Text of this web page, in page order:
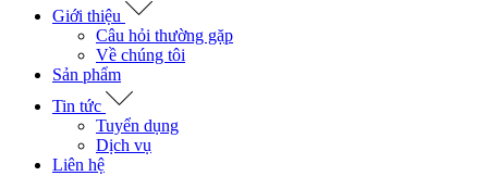
Giới thiệu
Câu hỏi thường gặp
Về chúng tôi
Sản phẩm
Tin tức
Tuyển dụng
Dịch vụ
Liên hệ